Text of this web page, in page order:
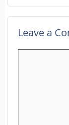
Leave a